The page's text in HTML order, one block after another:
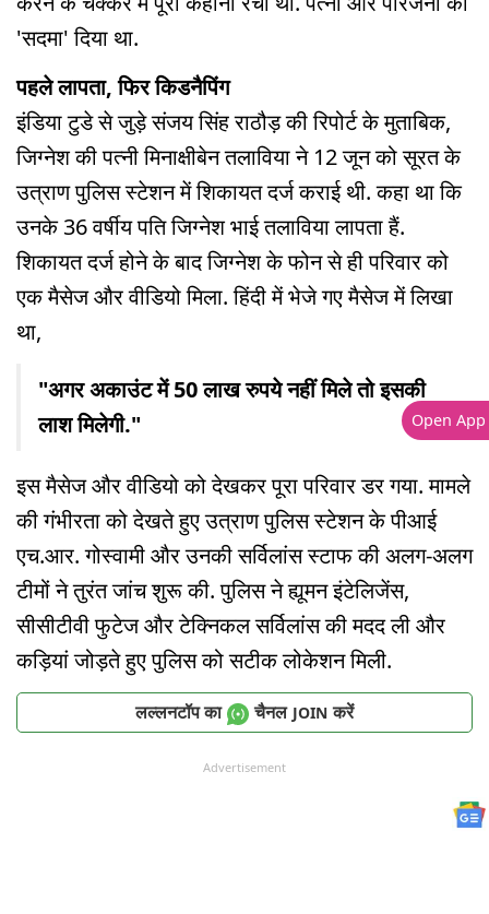
'सदमा' दिया था.
पहले लापता, फिर किडनैपिंग
इंडिया टुडे से जुड़े संजय सिंह राठौड़ की रिपोर्ट के मुताबिक,
जिग्नेश की पत्नी मिनाक्षीबेन तलाविया ने 12 जून को सूरत के
उत्राण पुलिस स्टेशन में शिकायत दर्ज कराई थी. कहा था कि
उनके 36 वर्षीय पति जिग्नेश भाई तलाविया लापता हैं.
शिकायत दर्ज होने के बाद जिग्नेश के फोन से ही परिवार को
एक मैसेज और वीडियो मिला. हिंदी में भेजे गए मैसेज में लिखा
था,
"अगर अकाउंट में 50 लाख रुपये नहीं मिले तो इसकी
लाश मिलेगी."
इस मैसेज और वीडियो को देखकर पूरा परिवार डर गया. मामले
की गंभीरता को देखते हुए उत्राण पुलिस स्टेशन के पीआई
एच.आर. गोस्वामी और उनकी सर्विलांस स्टाफ की अलग-अलग
टीमों ने तुरंत जांच शुरू की. पुलिस ने ह्यूमन इंटेलिजेंस,
सीसीटीवी फुटेज और टेक्निकल सर्विलांस की मदद ली और
कड़ियां जोड़ते हुए पुलिस को सटीक लोकेशन मिली.
लल्लनटॉप का चैनल JOIN करें
Advertisement
Open App